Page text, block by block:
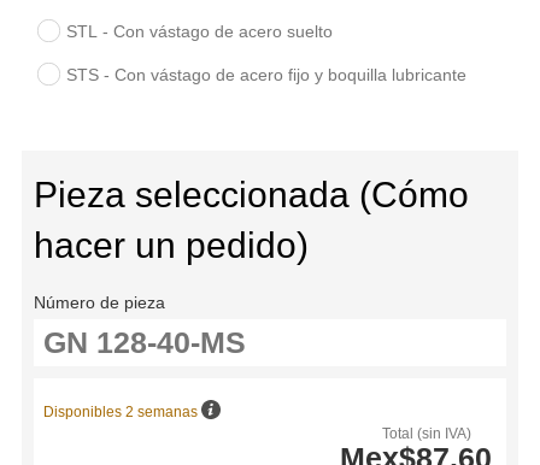
STL - Con vástago de acero suelto
STS - Con vástago de acero fijo y boquilla lubricante
Pieza seleccionada (Cómo
hacer un pedido)
Número de pieza
Total (sin IVA)
Mex$87.60
Disponibles 2 semanas